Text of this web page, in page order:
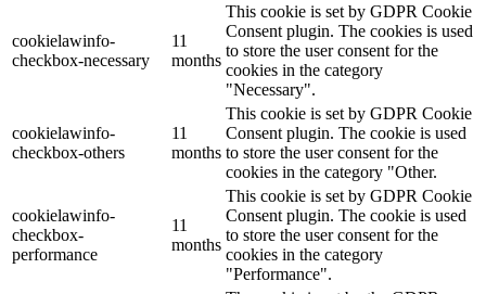
cookielawinfo-
checkbox-necessary
11
months
This cookie is set by GDPR Cookie
Consent plugin. The cookies is used
to store the user consent for the
cookies in the category
"Necessary".
cookielawinfo-
checkbox-others
11
months
This cookie is set by GDPR Cookie
Consent plugin. The cookie is used
to store the user consent for the
cookies in the category "Other.
cookielawinfo-
checkbox-
performance
11
months
This cookie is set by GDPR Cookie
Consent plugin. The cookie is used
to store the user consent for the
cookies in the category
"Performance".